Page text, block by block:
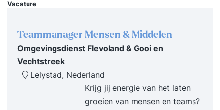
Vacature
Teammanager Mensen & Middelen
Omgevingsdienst Flevoland & Gooi en
Vechtstreek
Lelystad, Nederland
Krijg jij energie van het laten
groeien van mensen en teams?